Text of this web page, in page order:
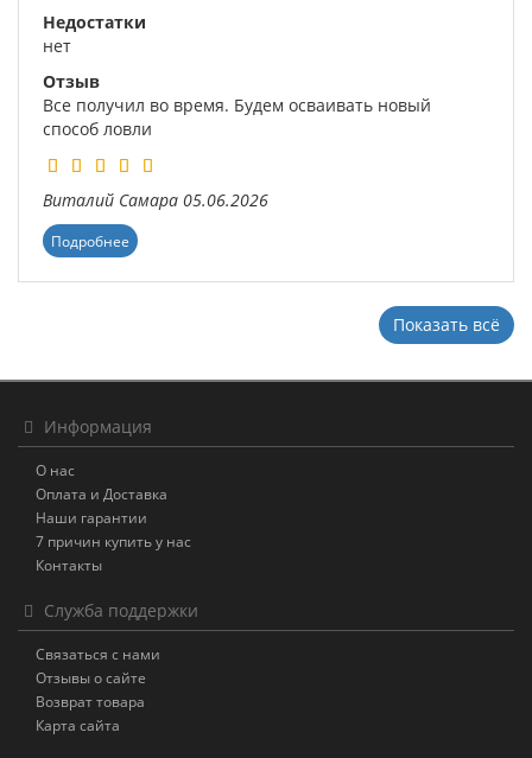
Недостатки
нет
Отзыв
Все получил во время. Будем осваивать новый
способ ловли
Виталий Самара 05.06.2026
Подробнее
Показать всё
Информация
О нас
Оплата и Доставка
Наши гарантии
7 причин купить у нас
Контакты
Служба поддержки
Связаться с нами
Отзывы о сайте
Возврат товара
Карта сайта